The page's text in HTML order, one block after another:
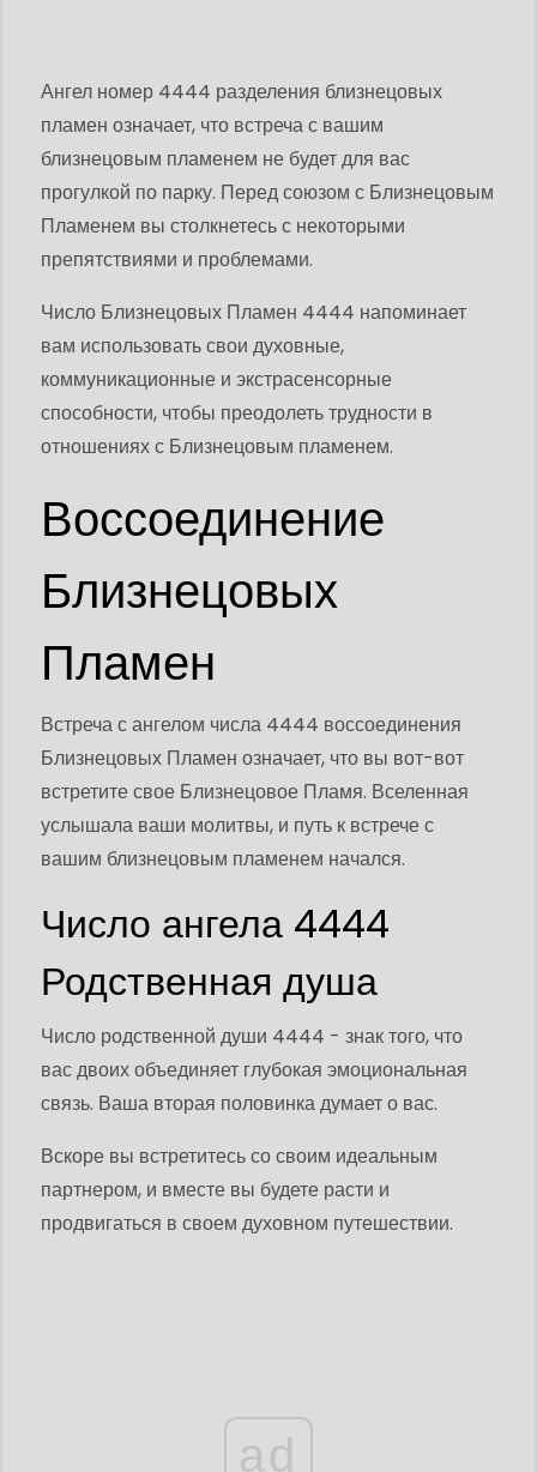
Ангел номер 4444 разделения близнецовых
пламен означает, что встреча с вашим
близнецовым пламенем не будет для вас
прогулкой по парку. Перед союзом с Близнецовым
Пламенем вы столкнетесь с некоторыми
препятствиями и проблемами.
Число Близнецовых Пламен 4444 напоминает
вам использовать свои духовные,
коммуникационные и экстрасенсорные
способности, чтобы преодолеть трудности в
отношениях с Близнецовым пламенем.
Воссоединение
Близнецовых
Пламен
Встреча с ангелом числа 4444 воссоединения
Близнецовых Пламен означает, что вы вот-вот
встретите свое Близнецовое Пламя. Вселенная
услышала ваши молитвы, и путь к встрече с
вашим близнецовым пламенем начался.
Число ангела 4444
Родственная душа
Число родственной души 4444 - знак того, что
вас двоих объединяет глубокая эмоциональная
связь. Ваша вторая половинка думает о вас.
Вскоре вы встретитесь со своим идеальным
партнером, и вместе вы будете расти и
продвигаться в своем духовном путешествии.
ad